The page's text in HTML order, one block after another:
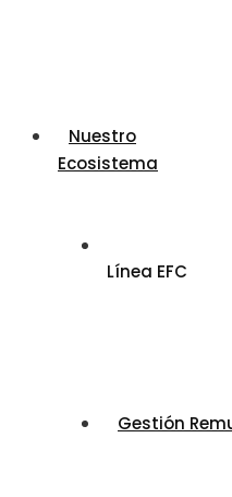
Nuestro
Ecosistema
Línea EFC
Gestión